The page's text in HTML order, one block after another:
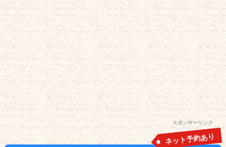
スポンサーリンク
ネット予約あり